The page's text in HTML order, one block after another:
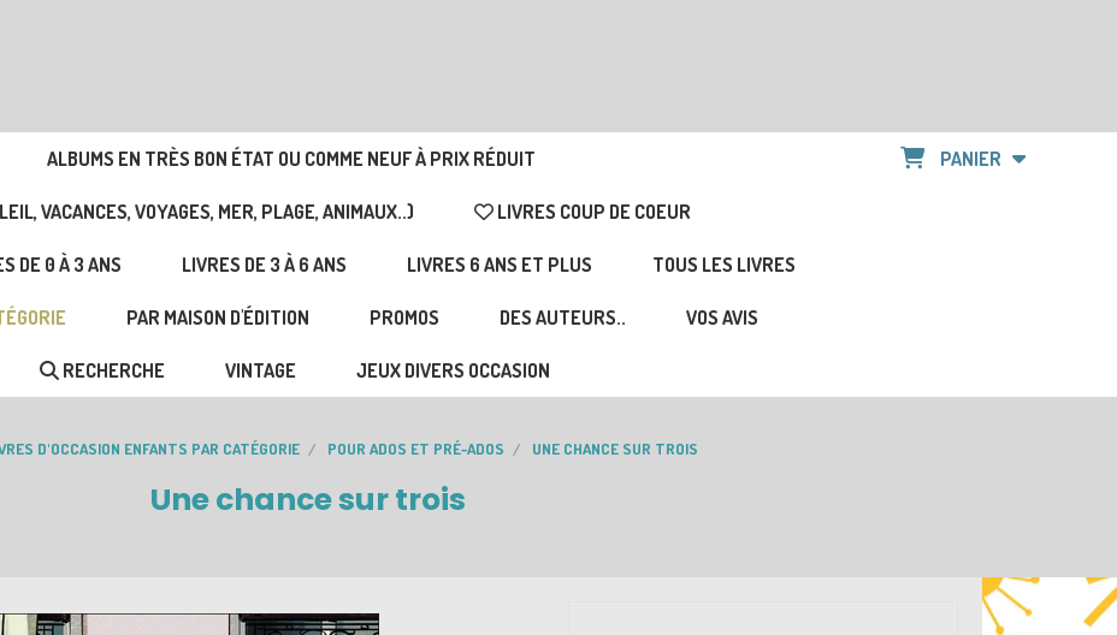
ALBUMS EN TRÈS BON ÉTAT OU COMME NEUF À PRIX RÉDUIT
VACANCES, VOYAGES, MER, PLAGE, ANIMAUX..) LIVRES COUP DE COEUR
DE 0 À 3 ANS LIVRES DE 3 À 6 ANS LIVRES 6 ANS ET PLUS TOUS LES LIVRES
PAR MAISON D'ÉDITION PROMOS DES AUTEURS.. VOS AVIS
RECHERCHE VINTAGE JEUX DIVERS OCCASION
PANIER
D'OCCASION ENFANTS PAR CATÉGORIE POUR ADOS ET PRÉ-ADOS UNE CHANCE SUR TROIS
Une chance sur trois